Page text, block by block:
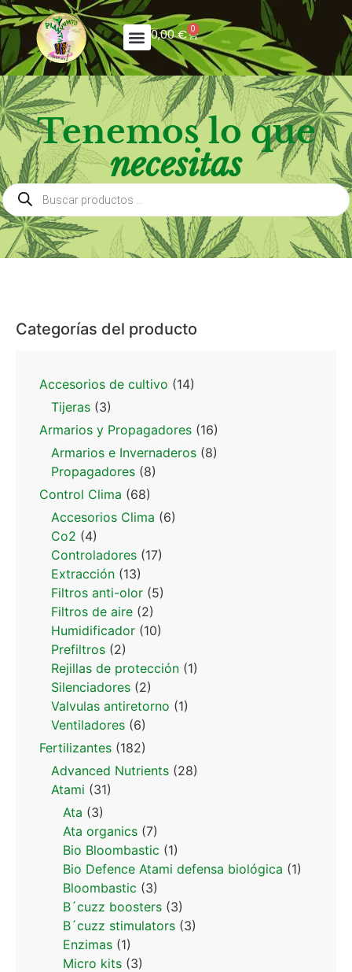
0,00€ 0
Tenemos lo que
necesitas
Categorías del producto
Accesorios de cultivo (14)
Tijeras (3)
Armarios y Propagadores (16)
Armarios e Invernaderos (8)
Propagadores (8)
Control Clima (68)
Accesorios Clima (6)
Co2 (4)
Controladores (17)
Extracción (13)
Filtros anti-olor (5)
Filtros de aire (2)
Humidificador (10)
Prefiltros (2)
Rejillas de protección (1)
Silenciadores (2)
Valvulas antiretorno (1)
Ventiladores (6)
Fertilizantes (182)
Advanced Nutrients (28)
Atami (31)
Ata (3)
Ata organics (7)
Bio Bloombastic (1)
Bio Defence Atami defensa biológica (1)
Bloombastic (3)
B´cuzz boosters (3)
B´cuzz stimulators (3)
Enzimas (1)
Micro kits (3)